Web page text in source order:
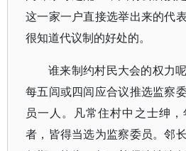
这一家一户直接选举出来的代
很知道代议制的好处的。
谁来制约村民大会的权力
每五闾或四闾应合议推选监察
员一人。凡常住村中之士绅
者，皆得当选为监察委员。邻